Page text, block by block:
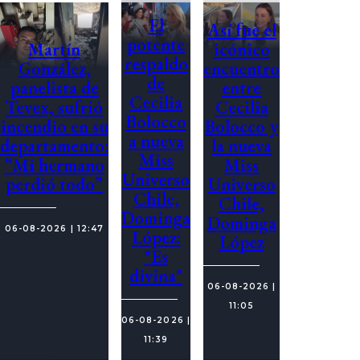
Martín
González,
panelista de
Tevex, sufrió
incendio en su
departamento:
“Mi hermano
perdió todo”
06-08-2026 | 12:47
El
potente
respaldo
de
Cecilia
Bolocco
a nueva
Miss
Universo
Chile,
Dominga
López:
"Es
divina"
06-08-2026 |
11:39
Así fue el
icónico
encuentro
entre
Cecilia
Bolocco y
la nueva
Miss
Universo
Chile,
Dominga
López
06-08-2026 |
11:05